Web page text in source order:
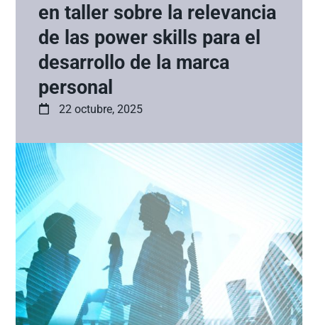
en taller sobre la relevancia
de las power skills para el
desarrollo de la marca
personal
22 octubre, 2025